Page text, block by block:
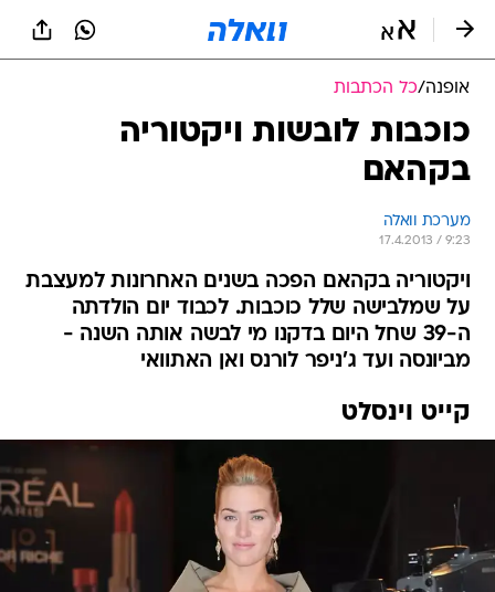
אופנה/כל הכתבות
כוכבות לובשות ויקטוריה
בקהאם
מערכת וואלה
17.4.2013 / 9:23
ויקטוריה בקהאם הפכה בשנים האחרונות למעצבת
על שמלבישה שלל כוכבות. לכבוד יום הולדתה
ה-39 שחל היום בדקנו מי לבשה אותה השנה -
מביונסה ועד ג'ניפר לורנס ואן האתוואי
קייט וינסלט